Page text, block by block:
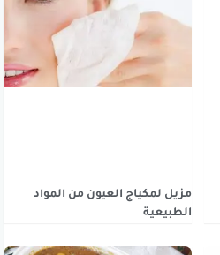
مزيل لمكياج العيون من المواد
الطبيعية